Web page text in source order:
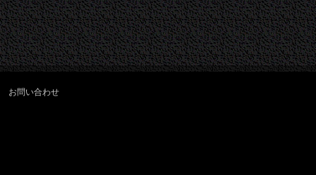
お問い合わせ